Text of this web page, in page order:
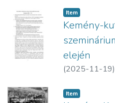
Item
Kemény-
elején
(2025-11-19)
Item